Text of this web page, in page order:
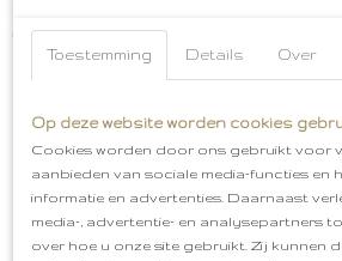
€ 5,99
Toestemming Details Over
Op deze website worden cookies
Cookies worden door ons gebruikt voor
aanbieden van sociale media-functies en
informatie en advertenties. Daarnaast
media-, advertentie- en analysepartners
over hoe u onze site gebruikt. Zij kunnen